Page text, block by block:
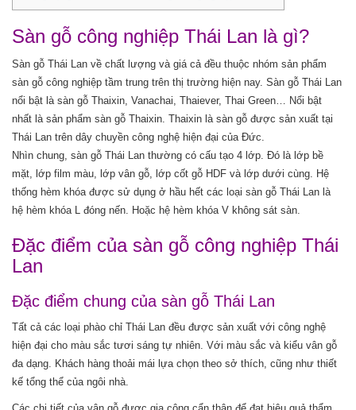
Sàn gỗ công nghiệp Thái Lan là gì?
Sàn gỗ Thái Lan về chất lượng và giá cả đều thuộc nhóm sản phẩm
sàn gỗ công nghiệp tầm trung trên thị trường hiện nay. Sàn gỗ Thái Lan
nổi bật là sàn gỗ Thaixin, Vanachai, Thaiever, Thai Green… Nổi bật
nhất là sản phẩm sàn gỗ Thaixin. Thaixin là sàn gỗ được sản xuất tại
Thái Lan trên dây chuyền công nghệ hiện đại của Đức.
Nhìn chung, sàn gỗ Thái Lan thường có cấu tạo 4 lớp. Đó là lớp bề
mặt, lớp film màu, lớp vân gỗ, lớp cốt gỗ HDF và lớp dưới cùng. Hệ
thống hèm khóa được sử dụng ở hầu hết các loại sàn gỗ Thái Lan là
hệ hèm khóa L đóng nến. Hoặc hệ hèm khóa V không sát sàn.
Đặc điểm của sàn gỗ công nghiệp Thái
Lan
Đặc điểm chung của sàn gỗ Thái Lan
Tất cả các loại phào chỉ Thái Lan đều được sản xuất với công nghệ
hiện đại cho màu sắc tươi sáng tự nhiên. Với màu sắc và kiểu vân gỗ
đa dạng. Khách hàng thoải mái lựa chọn theo sở thích, cũng như thiết
kế tổng thể của ngôi nhà.